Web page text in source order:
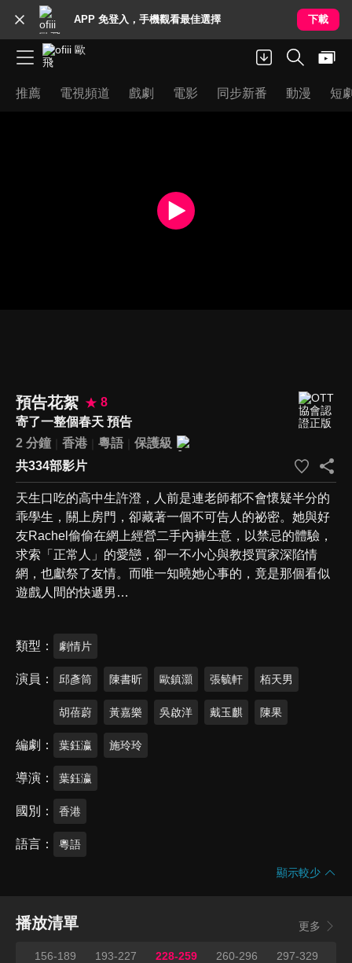
APP 免登入，手機觀看最佳選擇 下載
推薦 電視頻道 戲劇 電影 同步新番 動漫 短
預告花絮
8
寄了一整個春天 預告
2 分鐘
香港 粵語
保護級
共334部影片
天生口吃的高中生許澄，人前是連老師都不會懷疑半分的
乖學生，關上房門，卻藏著一個不可告人的祕密。她與好
友Rachel偷偷在網上經營二手內褲生意，以禁忌的體驗，
求索「正常人」的愛戀，卻一不小心與教授買家深陷情
網，也獻祭了友情。而唯一知曉她心事的，竟是那個看似
遊戲人間的快遞男…
類型 劇情片
演員 邱彥筒 陳書昕 歐鎮灝 張毓軒 栢天男
胡蓓蔚 黃嘉樂 吳啟洋 戴玉麒 陳果
編劇 葉鈺瀛 施玲玲
導演 葉鈺瀛
國別 香港
語言 粵語
顯示較少
播放清單 更多
156-189 193-227 228-259 260-296 297-329